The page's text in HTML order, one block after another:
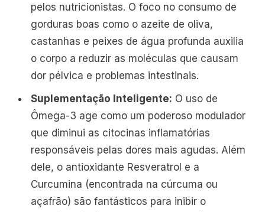
pelos nutricionistas. O foco no consumo de
gorduras boas como o azeite de oliva,
castanhas e peixes de água profunda auxilia
o corpo a reduzir as moléculas que causam
dor pélvica e problemas intestinais.
Suplementação Inteligente: O uso de
Ômega-3 age como um poderoso modulador
que diminui as citocinas inflamatórias
responsáveis pelas dores mais agudas. Além
dele, o antioxidante Resveratrol e a
Curcumina (encontrada na cúrcuma ou
açafrão) são fantásticos para inibir o